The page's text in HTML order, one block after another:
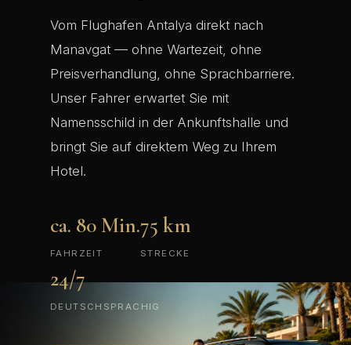
Vom Flughafen Antalya direkt nach
Manavgat — ohne Wartezeit, ohne
Preisverhandlung, ohne Sprachbarriere.
Unser Fahrer erwartet Sie mit
Namensschild in der Ankunftshalle und
bringt Sie auf direktem Weg zu Ihrem
Hotel.
ca. 80 Min.
FAHRZEIT
75 km
STRECKE
24/7
DEUTSCHSPRACHIG